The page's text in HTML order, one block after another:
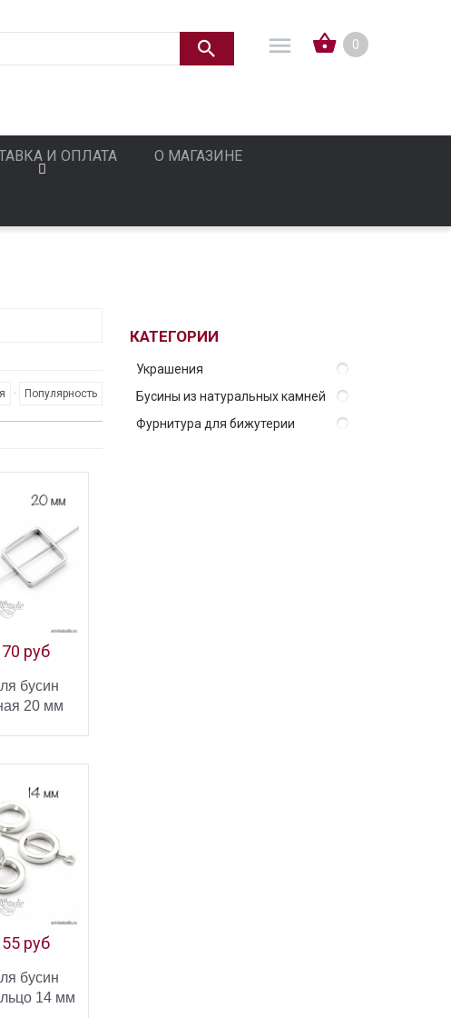
0
И ОПЛАТА О МАГАЗИНЕ
КАТЕГОРИИ
Украшения
Бусины из натуральных камней
Фурнитура для бижутерии
· Популярность
70 руб
бусин
20 мм
КУПИТЬ
55 руб
бусин
14 мм